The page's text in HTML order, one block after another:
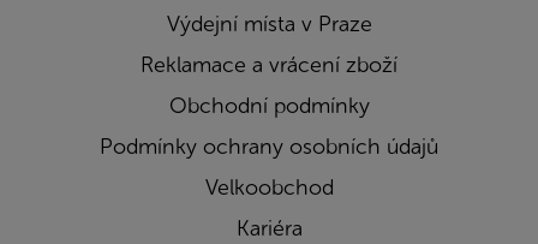
Výdejní místa v Praze
Reklamace a vrácení zboží
Obchodní podmínky
Podmínky ochrany osobních údajů
Velkoobchod
Kariéra